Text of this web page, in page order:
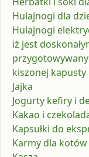
Hulajnogi dla
Hulajnogi
iż jest
kiszonej kapusty
Jajka
Jogurty kefiry i
Kakao i
Kapsułki do
Karmy dla kotów